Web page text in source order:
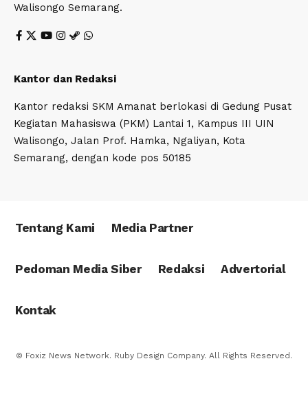
Walisongo Semarang.
Kantor dan Redaksi
Kantor redaksi SKM Amanat berlokasi di Gedung Pusat
Kegiatan Mahasiswa (PKM) Lantai 1, Kampus III UIN
Walisongo, Jalan Prof. Hamka, Ngaliyan, Kota
Semarang, dengan kode pos 50185
Tentang Kami Media Partner
Pedoman Media Siber Redaksi Advertorial
Kontak
© Foxiz News Network. Ruby Design Company. All Rights Reserved.